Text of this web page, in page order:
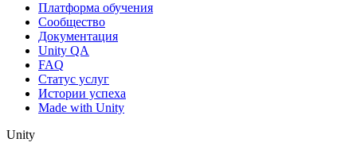
Платформа обучения
Сообщество
Документация
Unity QA
FAQ
Статус услуг
Истории успеха
Made with Unity
Unity